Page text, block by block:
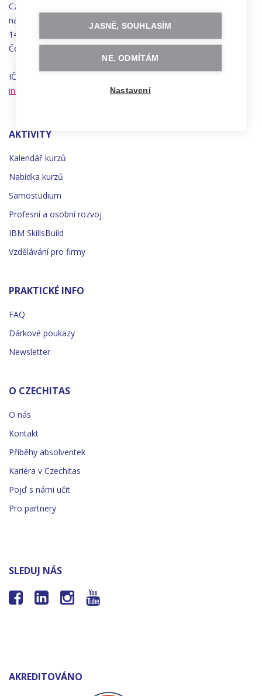
Czechitas, z.ú.
náměstí
Synků 1748/17
140 00 Praha 4 - Nusle
Česká republika
IČO 22834958 | DIČ CZ22834958
info@czechitas.cz
AKTIVITY
Kalendář kurzů
Nabídka kurzů
Samostudium
Profesní a osobní rozvoj
IBM SkillsBuild
Vzdělávání pro firmy
PRAKTICKÉ INFO
FAQ
Dárkové poukazy
Newsletter
O CZECHITAS
O nás
Kontakt
Příběhy absolventek
Kariéra v Czechitas
Pojď s námi učit
Pro partnery
SLEDUJ NÁS
   
AKREDITOVÁNO
JASNĚ, SOUHLASÍM
NE, ODMÍTÁM
Nastavení